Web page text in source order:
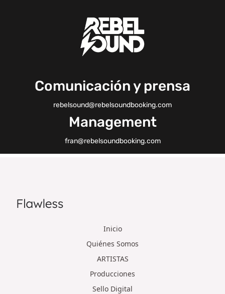
Comunicación y prensa
rebelsound@rebelsoundbooking.com
Management
fran@rebelsoundbooking.com
Inicio
Quiénes Somos
ARTISTAS
Producciones
Sello Digital